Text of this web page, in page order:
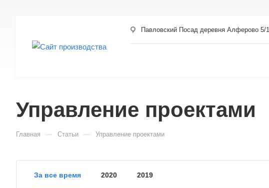
Павловский Посад деревня Алферово 5/1
Управление проектами
Главная — Статьи — Управление проектами
За все время 2020 2019